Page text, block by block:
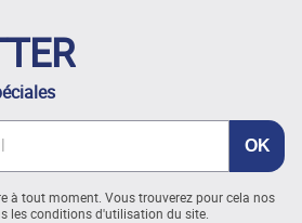
à tout moment. Vous trouverez pour cela nos
les conditions d'utilisation du site.